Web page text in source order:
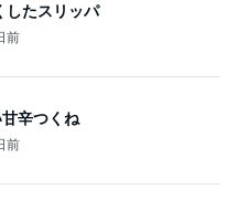
したスリッパ
前
辛つくね
前